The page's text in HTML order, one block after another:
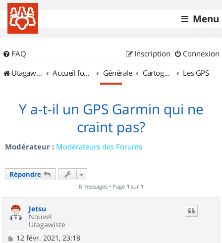
Menu
FAQ Connexion
Inscription
UtagawaVTT (Randos VTT et VTTAE avec traces GPS)
Accueil forum Générale Cartographie et GPS Les GPS
Y a-t-il un GPS Garmin qui ne
craint pas?
Modérateur : Modérateurs des Forums
Répondre
8 messages • Page 1 sur 1
Jetsu
Nouvel
Utagawiste
M12 févr. 2021, 23:18